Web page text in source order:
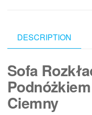
DESCRIPTION
Sofa
Ciemny